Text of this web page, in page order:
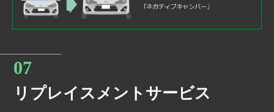
リプレイスメントサービス